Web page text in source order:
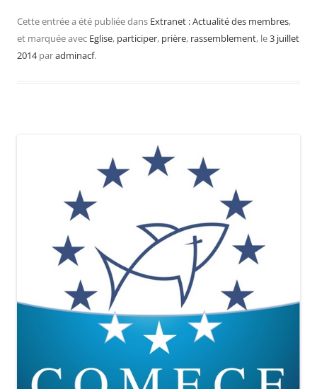
Cette entrée a été publiée dans Extranet : Actualité des membres,
et marquée avec Eglise, participer, prière, rassemblement, le3 juillet
2014 paradminacf.